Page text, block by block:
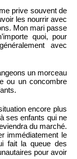
prive souvent de
les nourrir avec
Mon mari passe
quoi, pour
avec
un morceau
ou un concombre
encore plus
ses enfants qui ne
du marché.
immédiatement le
fait la queue des
pour avoir